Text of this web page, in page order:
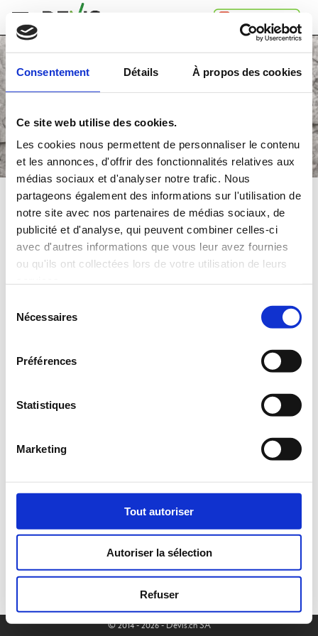
Consentement Détails À propos des cookies
Ce site web utilise des cookies.
Les cookies nous permettent de personnaliser le contenu
et les annonces, d'offrir des fonctionnalités relatives aux
médias sociaux et d'analyser notre trafic. Nous
partageons également des informations sur l'utilisation de
notre site avec nos partenaires de médias sociaux, de
publicité et d'analyse, qui peuvent combiner celles-ci
avec d'autres informations que vous leur avez fournies
ou qu'ils ont collectées lors de votre utilisation de leurs
Nécessaires
Préférences
Statistiques
Marketing
Tout autoriser
Autoriser la sélection
Refuser
Accueil
ça
A
propos
Devis.ch
SA
Contact
Espace
entreprises
Mentions
légales
TRAVAUX DE DÉMOLITION
Comparezgratuitement
jusqu'à 4 devis
et choisissez lameilleure offre
Dans quelle région souhaitez-vous faire vos travaux?
© 2014 - 2026 - Devis.ch SA